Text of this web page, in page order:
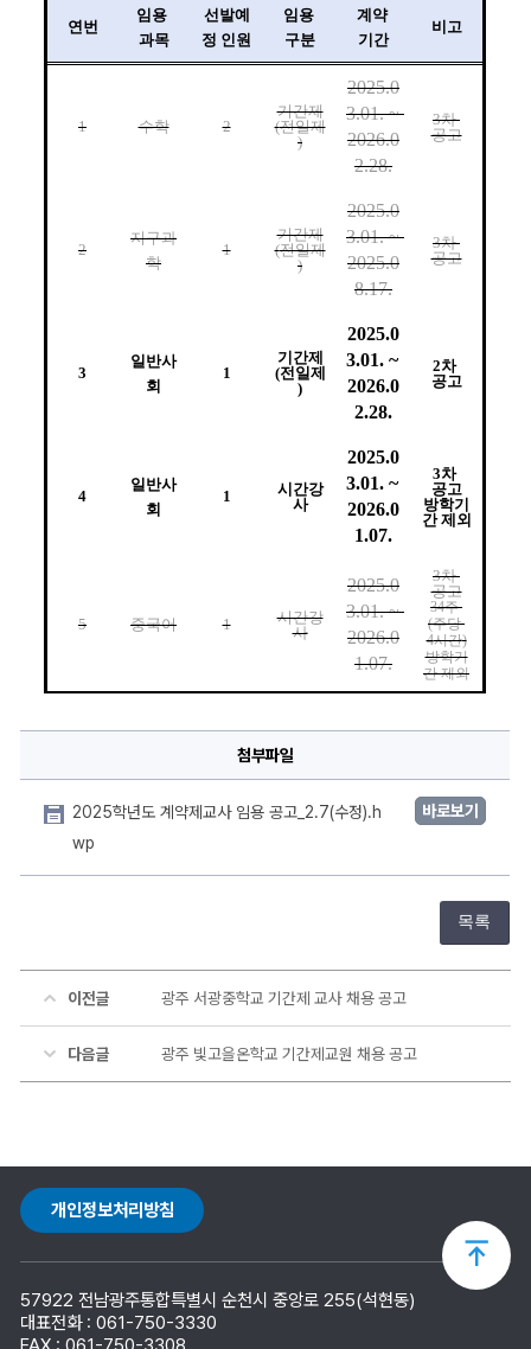
연번
임용
과목
선발예
정 인원
임용
구분
계약
기간
비고
1 수학 2
기간제
(전일제
)
2025.0
3.01. ~
2026.0
2.28.
3차
공고
2
지구과
학
1
기간제
(전일제
)
2025.0
3.01. ~
2025.0
8.17.
3차
공고
3
일반사
회
1
기간제
(전일제
)
2025.0
3.01. ~
2026.0
2.28.
2차
공고
4
일반사
회
1
시간강
사
2025.0
3.01. ~
2026.0
1.07.
3차
공고
방학기
간 제외
5 중국어 1
시간강
사
2025.0
3.01. ~
2026.0
1.07.
3차
공고
34
주
(
주당
4시간)
방학기
간 제외
첨부파일
2025학년도 계약제교사 임용 공고_2.7(수정).h
wp
바로보기
목록
이전글 광주 서광중학교 기간제 교사 채용 공고
다음글 광주 빛고을온학교 기간제교원 채용 공고
개인정보처리방침
57922 전남광주통합특별시 순천시 중앙로 255(석현동)
대표전화 : 061-750-3330
상